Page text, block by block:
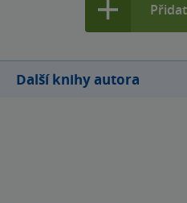
Další knihy autora